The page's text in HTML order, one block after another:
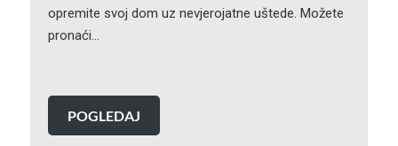
opremite svoj dom uz nevjerojatne uštede. Možete
pronaći…
POGLEDAJ